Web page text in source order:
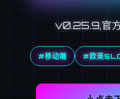
v0.25.9,官
#移动端 #欧美